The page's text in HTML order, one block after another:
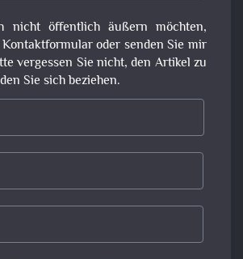
nicht öffentlich äußern möchten,
oder senden Sie mir
vergessen Sie nicht, den Artikel zu
Sie sich beziehen.